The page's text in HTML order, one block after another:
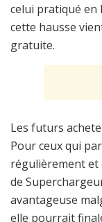
celui pratiqué
cette hausse
gratuite.
Les futurs
Pour ceux qui
régulièrement et
de
avantageuse
elle pourrait